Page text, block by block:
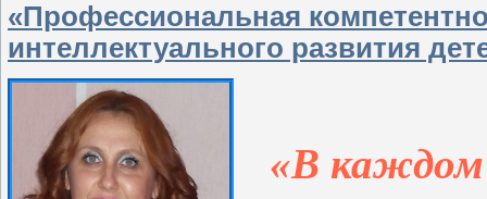
«Профессиональная
интеллектуального развития
«В каждом